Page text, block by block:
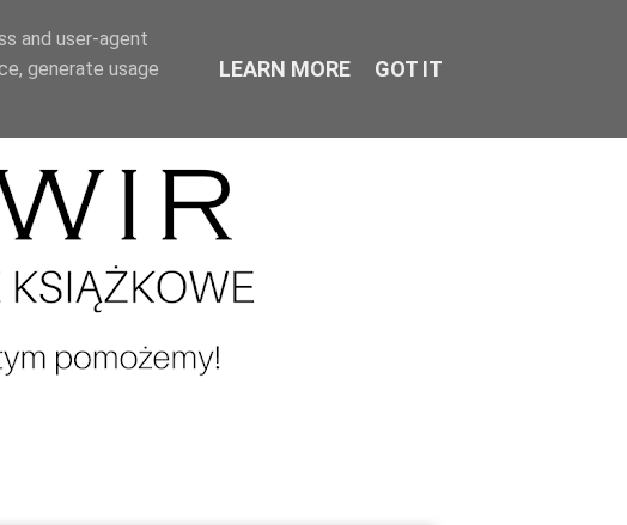
and user-agent
generate usage
LEARN MORE GOT IT